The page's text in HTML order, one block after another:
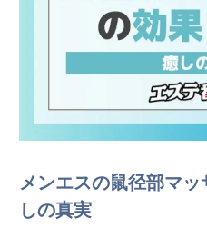
メンエスの鼠径部マ
しの真実